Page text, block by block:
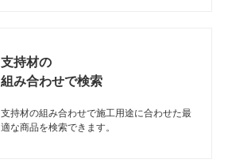
支持材の
組み合わせで検索
支持材の組み合わせで施工用途に合わせた最
適な商品を検索できます。